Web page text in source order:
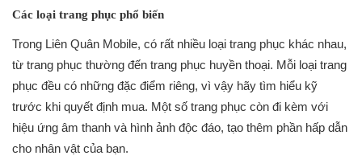
Các loại trang phục phổ biến
Trong Liên Quân Mobile, có rất nhiều loại trang phục khác nhau,
từ trang phục thường đến trang phục huyền thoại. Mỗi loại trang
phục đều có những đặc điểm riêng, vì vậy hãy tìm hiểu kỹ
trước khi quyết định mua. Một số trang phục còn đi kèm với
hiệu ứng âm thanh và hình ảnh độc đáo, tạo thêm phần hấp dẫn
cho nhân vật của bạn.